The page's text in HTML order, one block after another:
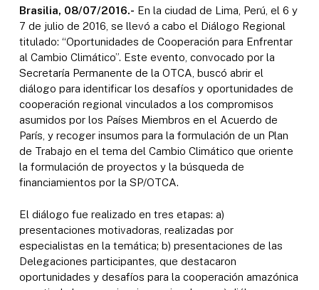
Brasilia, 08/07/2016.- En la ciudad de Lima, Perú, el 6 y
7 de julio de 2016, se llevó a cabo el Diálogo Regional
titulado: “Oportunidades de Cooperación para Enfrentar
al Cambio Climático”. Este evento, convocado por la
Secretaría Permanente de la OTCA, buscó abrir el
diálogo para identificar los desafíos y oportunidades de
cooperación regional vinculados a los compromisos
asumidos por los Países Miembros en el Acuerdo de
París, y recoger insumos para la formulación de un Plan
de Trabajo en el tema del Cambio Climático que oriente
la formulación de proyectos y la búsqueda de
financiamientos por la SP/OTCA.
El diálogo fue realizado en tres etapas: a)
presentaciones motivadoras, realizadas por
especialistas en la temática; b) presentaciones de las
Delegaciones participantes, que destacaron
oportunidades y desafíos para la cooperación amazónica